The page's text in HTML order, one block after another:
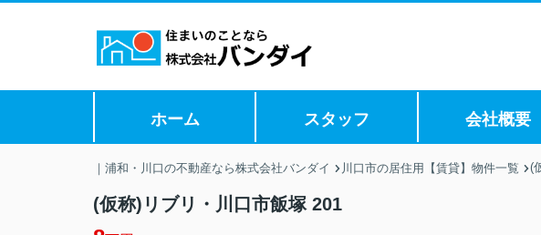
ホーム スタッフ 会社概要
｜浦和・川口の不動産なら株式会社バンダイ 川口市の居住用【賃貸】物件一覧 (
(仮称)リブリ・川口市飯塚 201